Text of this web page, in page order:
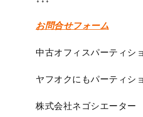
お問合せフォーム
中古オフィスパーティシ
ヤフオクにもパーティ
株式会社ネゴシエーター